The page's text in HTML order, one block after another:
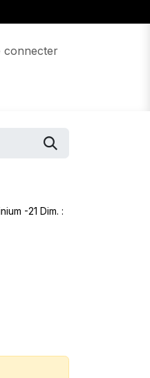
connecter
-21 Dim. :